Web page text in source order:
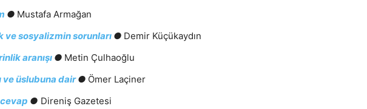
● Mustafa Armağan
ve sosyalizmin sorunları ● Demir Küçükaydın
aranışı ● Metin Çulhaoğlu
ve üslubuna dair● Ömer Laçiner
● Direniş Gazetesi